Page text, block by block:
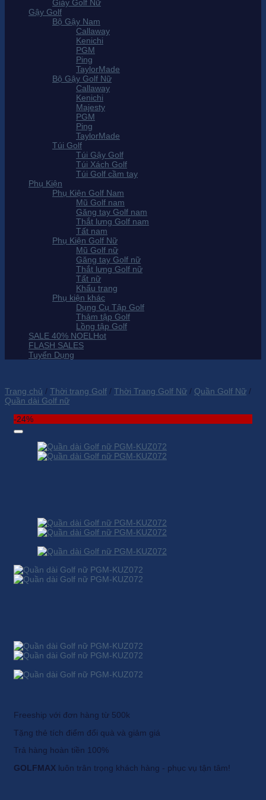
Giày Golf Nữ
Gậy Golf
Bộ Gậy Nam
Callaway
Kenichi
PGM
Ping
TaylorMade
Bộ Gậy Golf Nữ
Callaway
Kenichi
Majesty
PGM
Ping
TaylorMade
Túi Golf
Túi Gậy Golf
Túi Xách Golf
Túi Golf cầm tay
Phụ Kiện
Phụ Kiện Golf Nam
Mũ Golf nam
Găng tay Golf nam
Thắt lưng Golf nam
Tất nam
Phụ Kiện Golf Nữ
Mũ Golf nữ
Găng tay Golf nữ
Thắt lưng Golf nữ
Tất nữ
Khẩu trang
Phụ kiện khác
Dụng Cụ Tập Golf
Thảm tập Golf
Lồng tập Golf
SALE 40% NOEL
FLASH SALES
Tuyển Dụng
Trang chủ / Thời trang Golf / Thời Trang Golf Nữ / Quần Golf Nữ /
Quần dài Golf nữ
-24%
Freeship với đơn hàng từ 500k
Tặng thẻ tích điểm đổi quà và giảm giá
Trả hàng hoàn tiền 100%
GOLFMAX luôn trân trọng khách hàng - phục vụ tận tâm!